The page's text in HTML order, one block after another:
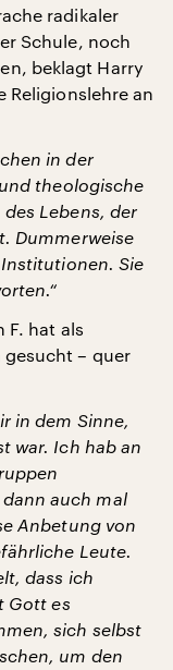
radikaler
Schule, noch
beklagt Harry
Religionslehre an
in der
theologische
Lebens, der
Dummerweise
Sie
F. hat als
– quer
in dem Sinne,
war. Ich hab an
auch mal
Anbetung von
Leute.
dass ich
Gott es
sich selbst
um den